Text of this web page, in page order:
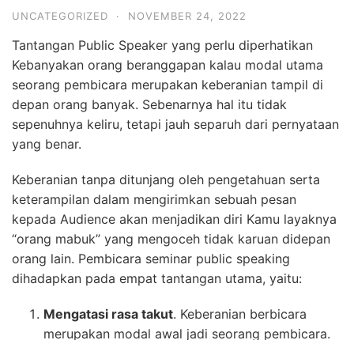
UNCATEGORIZED · NOVEMBER 24, 2022
Tantangan Public Speaker yang perlu diperhatikan
Kebanyakan orang beranggapan kalau modal utama
seorang pembicara merupakan keberanian tampil di
depan orang banyak. Sebenarnya hal itu tidak
sepenuhnya keliru, tetapi jauh separuh dari pernyataan
yang benar.
Keberanian tanpa ditunjang oleh pengetahuan serta
keterampilan dalam mengirimkan sebuah pesan
kepada Audience akan menjadikan diri Kamu layaknya
“orang mabuk” yang mengoceh tidak karuan didepan
orang lain. Pembicara seminar public speaking
dihadapkan pada empat tantangan utama, yaitu:
Mengatasi rasa takut. Keberanian berbicara
merupakan modal awal jadi seorang pembicara.